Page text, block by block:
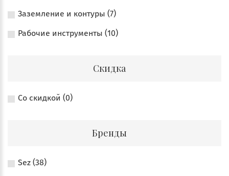
Заземление и контуры (7)
Рабочие инструменты (10)
Скидка
Со скидкой (0)
Бренды
Sez (38)